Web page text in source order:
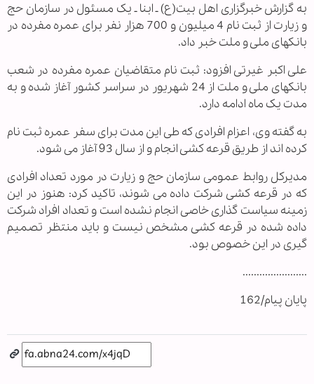
به گزارش خبرگزاری اهل بیت‏(ع) ـ ابنا ـ یک مسئول در سازمان حج
و زیارت از ثبت نام 4 میلیون و 700 هزار نفر برای عمره مفرده در
بانکهای ملی و ملت خبر داد.
علی اکبر غیرتی افزود: ثبت نام متقاضیان عمره مفرده در شعب
بانکهای ملی و ملت از 24 شهریور در سراسر کشور آغاز شده و به
مدت یک ماه ادامه دارد.
به گفته وی، اعزام افرادی که طی این مدت برای سفر عمره ثبت نام
کرده اند از طریق قرعه کشی انجام و از سال 93 آغاز می شود.
مدیرکل روابط عمومی سازمان حج و زیارت در مورد تعداد افرادی
که در قرعه کشی شرکت داده می شوند، تاکید کرد: هنوز در این
زمینه سیاست گذاری خاصی انجام نشده است و تعداد افراد شرکت
داده شده در قرعه کشی مشخص نیست و باید منتظر تصمیم
گیری در این خصوص بود.
.......................
پایان پیام/162